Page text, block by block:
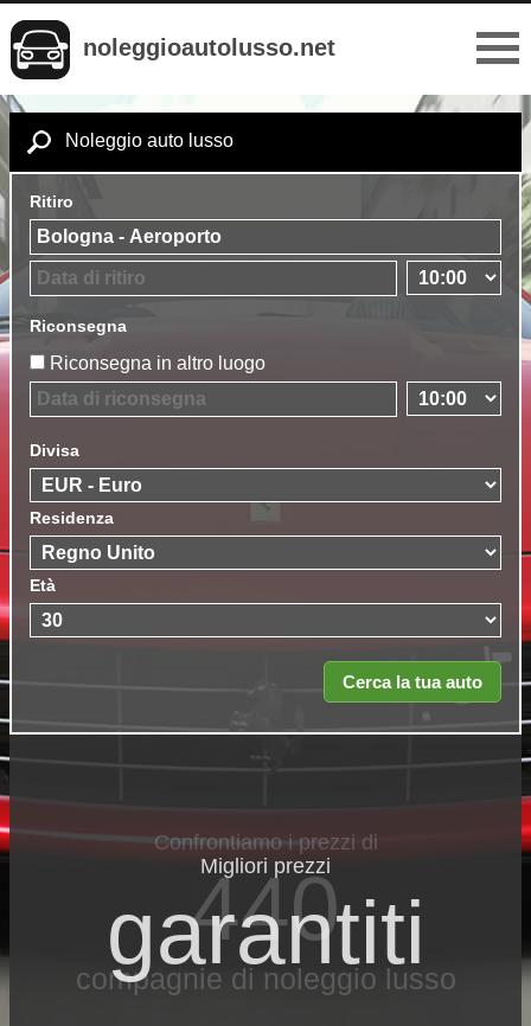
noleggioautolusso.net
Noleggio auto lusso
Ritiro
Riconsegna
Riconsegna in altro luogo
Divisa
Residenza
Età
Migliori prezzi
garantiti